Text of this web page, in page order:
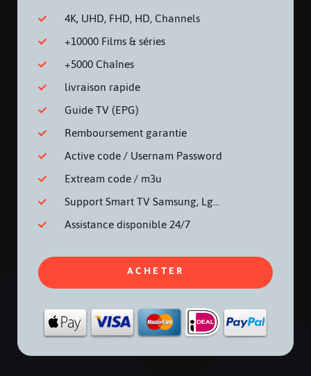
4K, UHD, FHD, HD, Channels
+10000 Films & séries
+5000 Chaînes
livraison rapide
Guide TV (EPG)
Remboursement garantie
Active code / Usernam Password
Extream code / m3u
Support Smart TV Samsung, Lg...
Assistance disponible 24/7
ACHETER